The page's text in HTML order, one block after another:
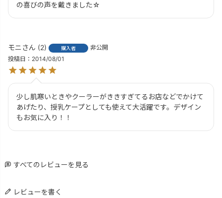
の喜びの声を戴きました☆
モニ 2 購入者
非公開
投稿日
2014/08/01
少し肌寒いときやクーラーがききすぎてるお店などでかけて
あげたり、授乳ケープとしても使えて大活躍です。デザイン
もお気に入り！！
すべてのレビューを見る
レビューを書く